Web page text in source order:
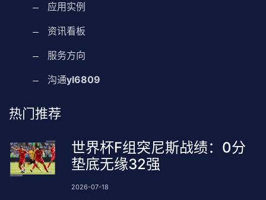
应用实例
资讯看板
服务方向
沟通yl6809
热门推荐
世界杯F组突尼斯战绩：0分
垫底无缘32强
2026-07-18